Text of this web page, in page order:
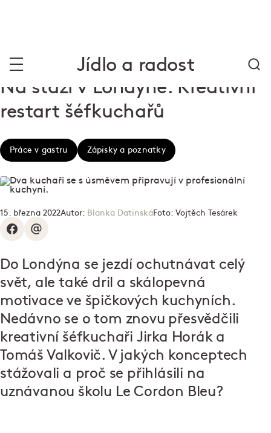
Jídlo a radost
Na stáži v Londýně: Kreativní
restart šéfkuchařů
Práce v gastru Zápisky a poznatky
15. března 2022Autor: Blanka DatinskáFoto: Vojtěch Tesárek
Do Londýna se jezdí ochutnávat celý
svět, ale také dril a skálopevná
motivace ve špičkových kuchyních.
Nedávno se o tom znovu přesvědčili
kreativní šéfkuchaři Jirka Horák a
Tomáš Valkovič. V jakých konceptech
stážovali a proč se přihlásili na
uznávanou školu Le Cordon Bleu?